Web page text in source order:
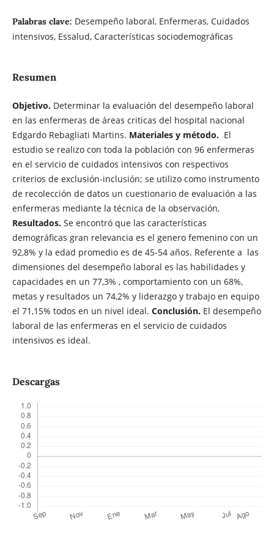
Palabras clave: Desempeño laboral, Enfermeras, Cuidados
intensivos, Essalud, Características sociodemográficas
Resumen
Objetivo.Determinar la evaluación del desempeño laboral
en las enfermeras de áreas criticas del hospital nacional
Edgardo Rebagliati Martins. Materiales y método.El
estudio se realizo con toda la población con 96 enfermeras
en el servicio de cuidados intensivos con respectivos
criterios de exclusión-inclusión; se utilizo como instrumento
de recolección de datos un cuestionario de evaluación a las
enfermeras mediante la técnica de la observación,
Resultados.Se encontró que las características
demográficas gran relevancia es el genero femenino con un
92,8% y la edad promedio es de 45-54 años. Referente a las
dimensiones del desempeño laboral es las habilidades y
capacidades en un 77,3% , comportamiento con un 68%,
metas y resultados un 74,2% y liderazgo y trabajo en equipo
el 71,15% todos en un nivel ideal. Conclusión. El desempeño
laboral de las enfermeras en el servicio de cuidados
intensivos es ideal.
Descargas